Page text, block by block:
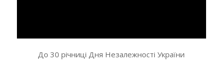
До 30 річниці Дня Незалежності України